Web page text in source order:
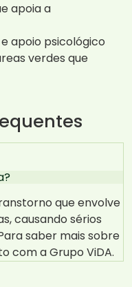
apoia a
apoio psicológico
verdes que
que envolve
causando sérios
saber mais sobre
com a Grupo ViDA.